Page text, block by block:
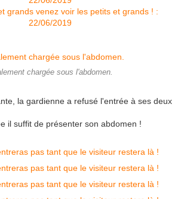
chargée sous l'abdomen.
la gardienne a refusé l'entrée à ses deux
il suffit de présenter son abdomen !